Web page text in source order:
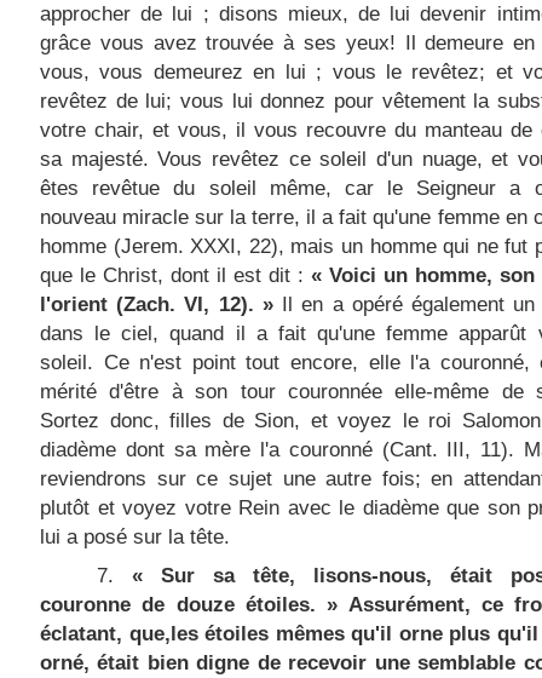
approcher de lui ; disons mieux, de lui devenir
grâce vous avez trouvée à ses yeux! Il demeure
vous, vous demeurez en lui ; vous le revêtez; et
revêtez de lui; vous lui donnez pour vêtement la
votre chair, et vous, il vous recouvre du manteau de
sa majesté. Vous revêtez ce soleil d'un nuage, et
êtes revêtue du soleil même, car le Seigneur a
nouveau miracle sur la terre, il a fait qu'une femme en
homme (Jerem. XXXI, 22), mais un homme qui ne fut
que le Christ, dont il est dit : « Voici un homme, son
l'orient (Zach. VI, 12). » Il en a opéré également un
dans le ciel, quand il a fait qu'une femme apparût
soleil. Ce n'est point tout encore, elle l'a couronné,
mérité d'être à son tour couronnée elle-même de
Sortez donc, filles de Sion, et voyez le roi
diadème dont sa mère l'a couronné (Cant. III, 11).
reviendrons sur ce sujet une autre fois; en
plutôt et voyez votre Rein avec le diadème que son
lui a posé sur la tête.
7.« Sur sa tête, lisons-nous, était
couronne de douze étoiles. » Assurément, ce
éclatant, que,les étoiles mêmes qu'il orne plus
orné, était bien digne de recevoir une semblable